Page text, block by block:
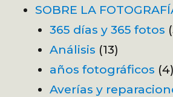
SOBRE LA
365 días y 365 fotos
Análisis (13)
años fotográficos (4)
Averías y